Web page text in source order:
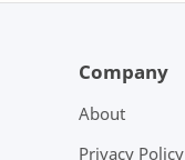
Company
About
Privacy Policy